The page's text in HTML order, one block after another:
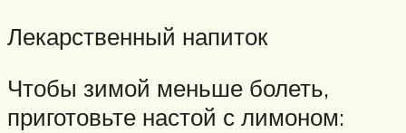
Лекарственный напиток
Чтобы зимой меньше болеть,
приготовьте настой с лимоном: